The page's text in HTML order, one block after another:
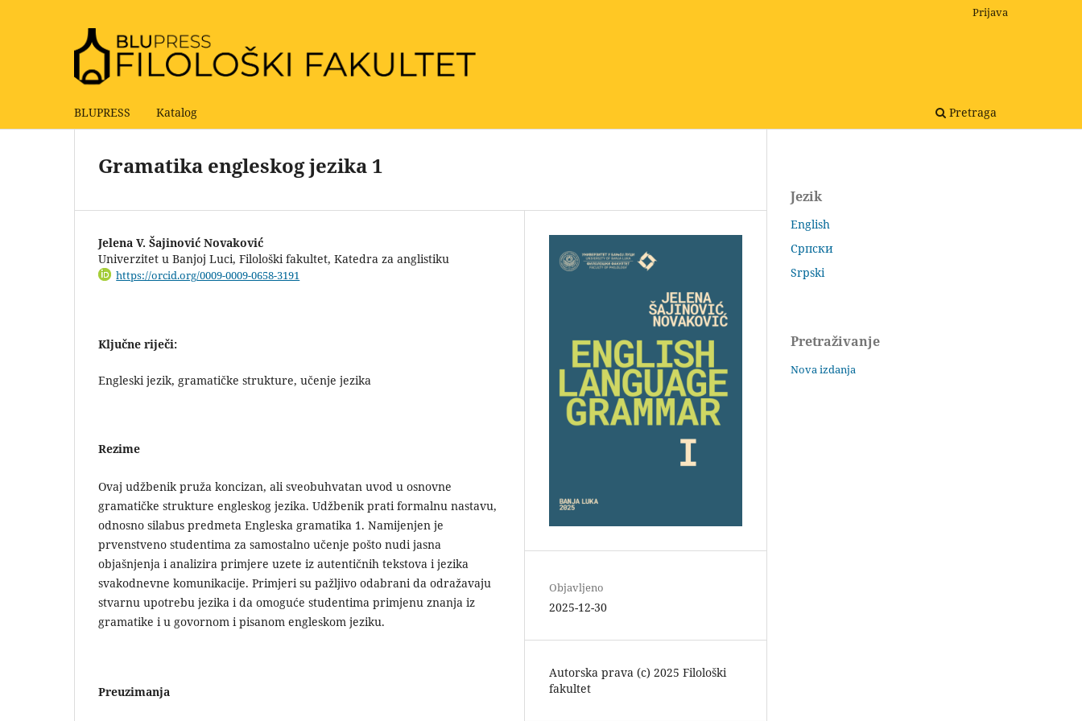
BLUPRESS Katalog Pretraga
Prijava
Gramatika engleskog jezika 1
Jelena V. Šajinović Novaković
Univerzitet u Banjoj Luci, Filološki fakultet, Katedra za anglistiku
https://orcid.org/0009-0009-0658-3191
Ključne riječi:
Engleski jezik, gramatičke strukture, učenje jezika
Rezime
Ovaj udžbenik pruža koncizan, ali sveobuhvatan uvod u osnovne
gramatičke strukture engleskog jezika. Udžbenik prati formalnu nastavu,
odnosno silabus predmeta Engleska gramatika 1. Namijenjen je
prvenstveno studentima za samostalno učenje pošto nudi jasna
objašnjenja i analizira primjere uzete iz autentičnih tekstova i jezika
svakodnevne komunikacije. Primjeri su pažljivo odabrani da odražavaju
stvarnu upotrebu jezika i da omoguće studentima primjenu znanja iz
gramatike i u govornom i pisanom engleskom jeziku.
Preuzimanja
Objavljeno
2025-12-30
Autorska prava (c) 2025 Filološki
fakultet
Jezik
English
Српски
Srpski
Pretraživanje
Nova izdanja